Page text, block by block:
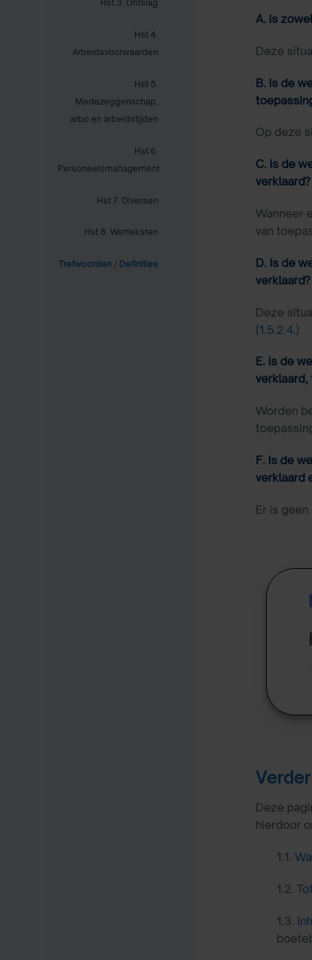
Hst 3. Ontslag
Hst 4.
Arbeidsvoorwaarden
Hst 5.
Medezeggenschap,
arbo en arbeidstijden
Hst 6.
Personeelsmanagement
Hst 7. Diversen
Hst 8. Wetteksten
Trefwoorden / Definities
A. Is
Deze
B. Is de
Op deze
C. Is de
verklaard?
Wanneer
van
D. Is de
verklaard?
Deze
(1.5.2.4.)
E. Is de
verklaard,
Worden
F. Is de
verklaard
Er is
Deze
hierdoor
1.1.
1.2.
1.3.